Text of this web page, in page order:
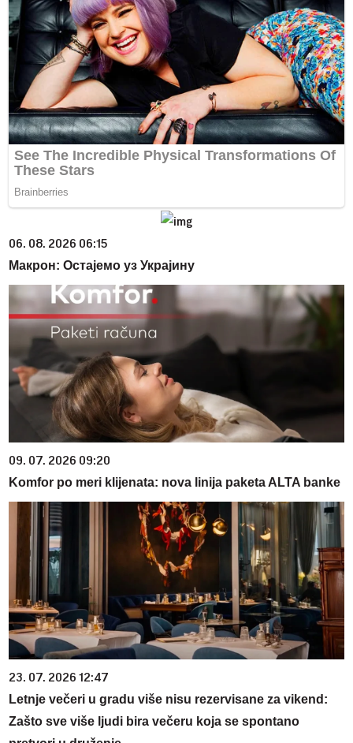
06. 08. 2026 06:15
Макрон: Остајемо уз Украјину
09. 07. 2026 09:20
Komfor po meri klijenata: nova linija paketa ALTA banke
23. 07. 2026 12:47
Letnje večeri u gradu više nisu rezervisane za vikend:
Zašto sve više ljudi bira večeru koja se spontano